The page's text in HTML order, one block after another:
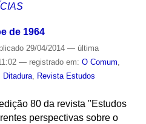
de 1964
29/04/2014 — última
— registrado em: O Comum,
Ditadura, Revista Estudos
80 da revista "Estudos
perspectivas sobre o